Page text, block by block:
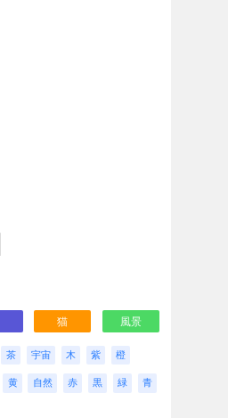
猫 風景
茶 宇宙 木 紫 橙
黄 自然 赤 黒 緑 青